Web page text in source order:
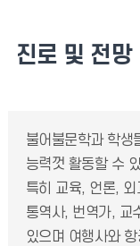
진로 및 전망
불어불문학과 학생
능력껏 활동할 수
특히 교육, 언론,
통역사, 번역가, 교
있으며 여행사와